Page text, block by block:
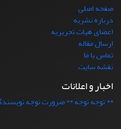
صفحه اصلی
درباره نشریه
اعضای هیات تحریریه
ارسال مقاله
تماس با ما
نقشه سایت
اخبار و اعلانات
** توجه توجه ** ضرورت توجه